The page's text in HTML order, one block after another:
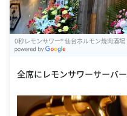
0秒レモンサワー® 仙台ホルモン焼肉酒
全席にレモンサワーサーバー